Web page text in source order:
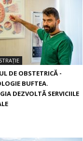
DE OBSTETRICĂ -
BUFTEA.
DEZVOLTĂ SERVICIILE